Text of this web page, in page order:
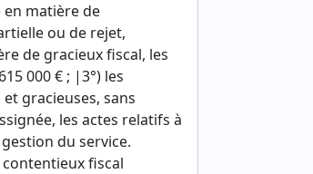
en matière de
ou de rejet,
de gracieux fiscal, les
000 € ; |3°) les
gracieuses, sans
les actes relatifs à
du service.
fiscal